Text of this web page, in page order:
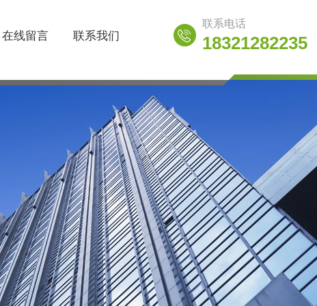
在线留言 联系我们
联系电话
18321282235